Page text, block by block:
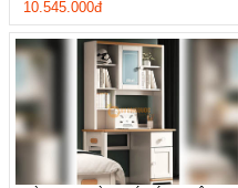
10.545.000đ